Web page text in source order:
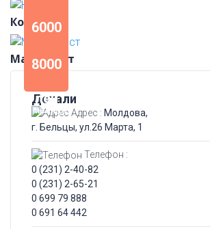
лей
6000
лей
Кондитер
8000
лей
3 месяца
Массажист
Детали
Адрес : Молдова,
г. Бельцы, ул.26 Марта, 1
Телефон :
0 (231) 2-40-82
0 (231) 2-65-21
0 699 79 888
0 691 64 442